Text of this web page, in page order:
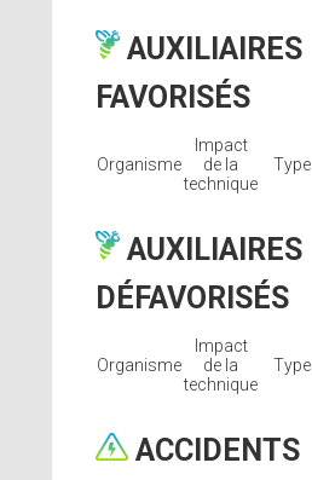
AUXILIAIRES
FAVORISÉS
Organisme
Impact
de la
technique
Type
AUXILIAIRES
DÉFAVORISÉS
Organisme
Impact
de la
technique
Type
ACCIDENTS